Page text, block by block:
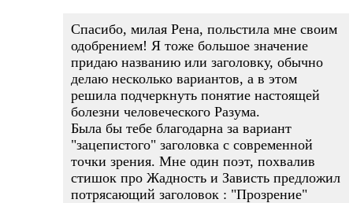
Спасибо, милая Рена, польстила мне своим
одобрением! Я тоже большое значение
придаю названию или заголовку, обычно
делаю несколько вариантов, а в этом
решила подчеркнуть понятие настоящей
болезни человеческого Разума.
Была бы тебе благодарна за вариант
"зацепистого" заголовка с современной
точки зрения. Мне один поэт, похвалив
стишок про Жадность и Зависть предложил
потрясающий заголовок : "Прозрение"